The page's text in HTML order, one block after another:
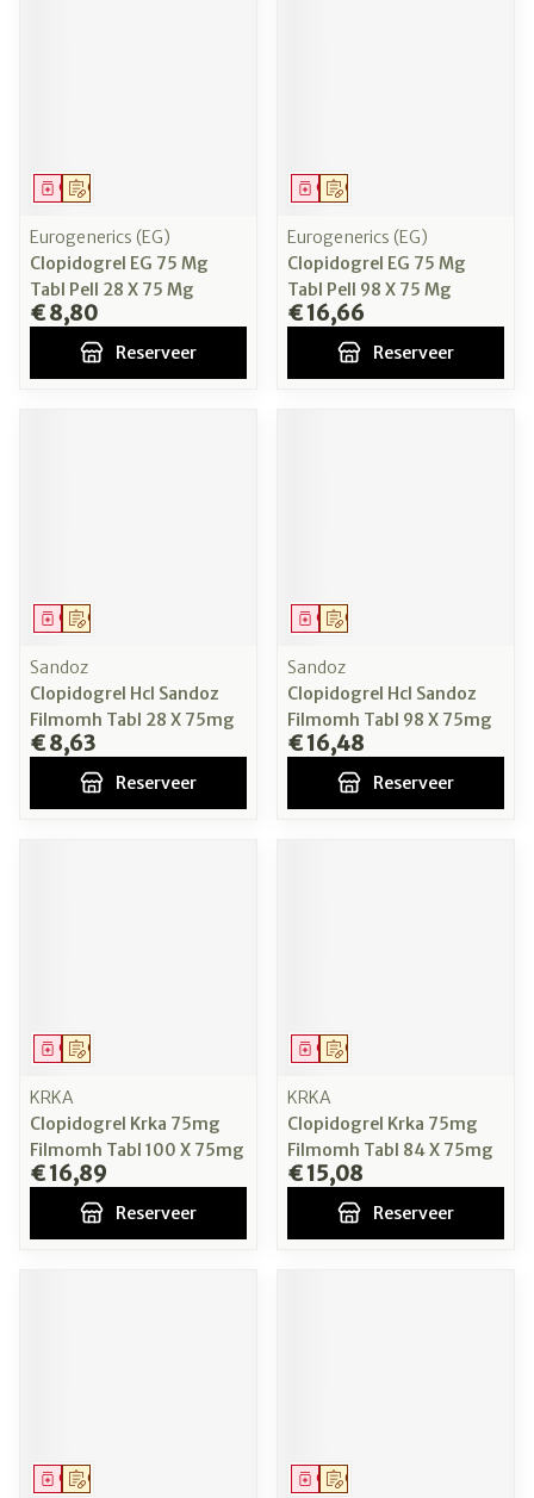
Op voorschrift
Geneesmiddel
Eurogenerics (EG)
Clopidogrel EG 75 Mg
Tabl Pell 28 X 75 Mg
€ 8,80
Reserveer
Op voorschrift
Geneesmiddel
Eurogenerics (EG)
Clopidogrel EG 75 Mg
Tabl Pell 98 X 75 Mg
€ 16,66
Reserveer
Op voorschrift
Geneesmiddel
Sandoz
Clopidogrel Hcl Sandoz
Filmomh Tabl 28 X 75mg
€ 8,63
Reserveer
Op voorschrift
Geneesmiddel
Sandoz
Clopidogrel Hcl Sandoz
Filmomh Tabl 98 X 75mg
€ 16,48
Reserveer
Op voorschrift
Geneesmiddel
KRKA
Clopidogrel Krka 75mg
Filmomh Tabl 100 X 75mg
€ 16,89
Reserveer
Op voorschrift
Geneesmiddel
KRKA
Clopidogrel Krka 75mg
Filmomh Tabl 84 X 75mg
€ 15,08
Reserveer
Op voorschrift
Geneesmiddel Op voorschrift
Geneesmiddel